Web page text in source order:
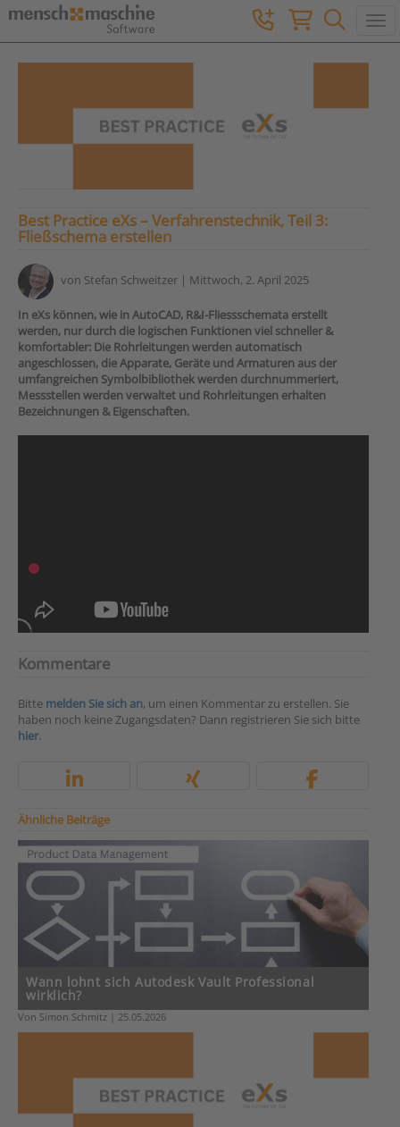
Best Practice eXs – Verfahrenstechnik, Teil 3:
Fließschema erstellen
von Stefan Schweitzer | Mittwoch, 2. April 2025
In eXs können, wie in AutoCAD, R&I-Fliessschemata erstellt
werden, nur durch die logischen Funktionen viel schneller &
komfortabler: Die Rohrleitungen werden automatisch
angeschlossen, die Apparate, Geräte und Armaturen aus der
umfangreichen Symbolbibliothek werden durchnummeriert,
Messstellen werden verwaltet und Rohrleitungen erhalten
Bezeichnungen & Eigenschaften.
Kommentare
Bitte melden Sie sich an, um einen Kommentar zu erstellen. Sie
haben noch keine Zugangsdaten? Dann registrieren Sie sich bitte
hier.
Ähnliche Beiträge
Wann lohnt sich Autodesk Vault Professional
wirklich?
Von Simon Schmitz | 25.05.2026